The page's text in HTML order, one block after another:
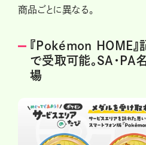
商品ごとに異なる。
『Pokémon HOME
で受取可能。SA・PA
場